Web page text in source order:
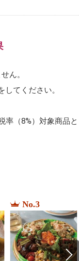
t%C3%ADn
ん。
てください。
率（8%）対象商品と
No.3